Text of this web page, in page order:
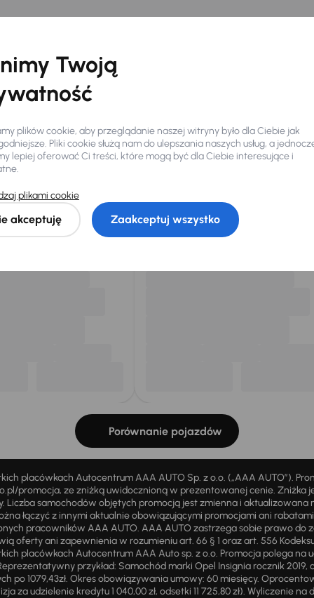
dla Ciebiedo 400 pojazdówkażdego dnia.
Porównanie pojazdów
placówkach Autocentrum AAA AUTO Sp. z o.o. („AAA AUTO”).
promocja, ze zniżką uwidocznioną w prezentowanej cenie. Zniżka
Liczba samochodów objętych promocją jest zmienna i
łączyć z innymi aktualnie obowiązującymi promocjami ani
pracowników AAA AUTO. AAA AUTO zastrzega sobie prawo
oferty ani zapewnienia w rozumieniu art. 66 § 1 oraz art. 556
placówkach Autocentrum AAA Auto sp. z o.o. Promocja polega na
przykład: Samochód marki Opel Insignia rocznik 2019,
po 1079,43zł. Okres obowiązywania umowy: 60 miesięcy.
za udzielenie kredytu 1 040,00 zł, odsetki 11 725,80 zł). Wyliczenie
Twoją
plików cookie, aby przeglądanie naszej witryny było dla Ciebie jak
Pliki cookie służą nam do ulepszania naszych usług, a
lepiej oferować Ci treści, które mogą być dla Ciebie interesujące i
plikami cookie
akceptuję Zaakceptuj wszystko